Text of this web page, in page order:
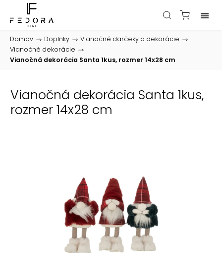
Domov / Doplnky / Vianočné darčeky a dekorácie /
Vianočné dekorácie /
Vianočná dekorácia Santa 1kus, rozmer 14x28 cm
Vianočná dekorácia Santa 1kus,
rozmer 14x28 cm